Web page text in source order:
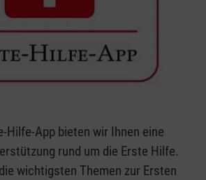
Hilfe-App bieten wir Ihnen eine
rund um die Erste Hilfe.
wichtigsten Themen zur Ersten